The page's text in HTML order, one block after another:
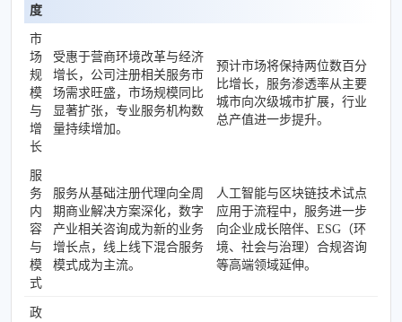
度
市
场
规
模
与
增
长
受惠于营商环境改革与经济
增长，公司注册相关服务市
场需求旺盛，市场规模同比
显著扩张，专业服务机构数
量持续增加。
预计市场将保持两位数百分
比增长，服务渗透率从主要
城市向次级城市扩展，行业
总产值进一步提升。
服
务
内
容
与
模
式
服务从基础注册代理向全周
期商业解决方案深化，数字
产业相关咨询成为新的业务
增长点，线上线下混合服务
模式成为主流。
人工智能与区块链技术试点
应用于流程中，服务进一步
向企业成长陪伴、ESG（环
境、社会与治理）合规咨询
等高端领域延伸。
政